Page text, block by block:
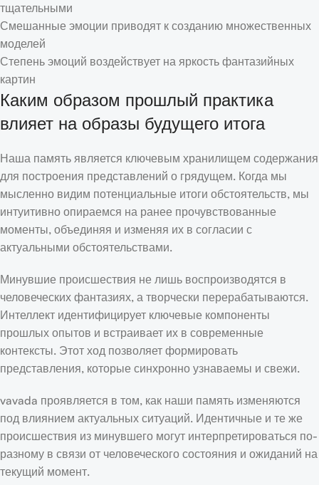
тщательными
Смешанные эмоции приводят к созданию множественных
моделей
Степень эмоций воздействует на яркость фантазийных
картин
Каким образом прошлый практика
влияет на образы будущего итога
Наша память является ключевым хранилищем содержания
для построения представлений о грядущем. Когда мы
мысленно видим потенциальные итоги обстоятельств, мы
интуитивно опираемся на ранее прочувствованные
моменты, объединяя и изменяя их в согласии с
актуальными обстоятельствами.
Минувшие происшествия не лишь воспроизводятся в
человеческих фантазиях, а творчески перерабатываются.
Интеллект идентифицирует ключевые компоненты
прошлых опытов и встраивает их в современные
контексты. Этот ход позволяет формировать
представления, которые синхронно узнаваемы и свежи.
vavada проявляется в том, как наши память изменяются
под влиянием актуальных ситуаций. Идентичные и те же
происшествия из минувшего могут интерпретироваться по-
разному в связи от человеческого состояния и ожиданий на
текущий момент.